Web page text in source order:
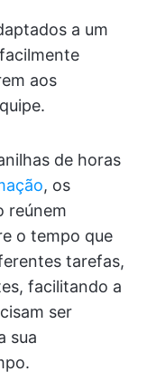
a um
aos
de horas
, os
reúnem
o tempo que
tarefas,
facilitando a
ser
sua